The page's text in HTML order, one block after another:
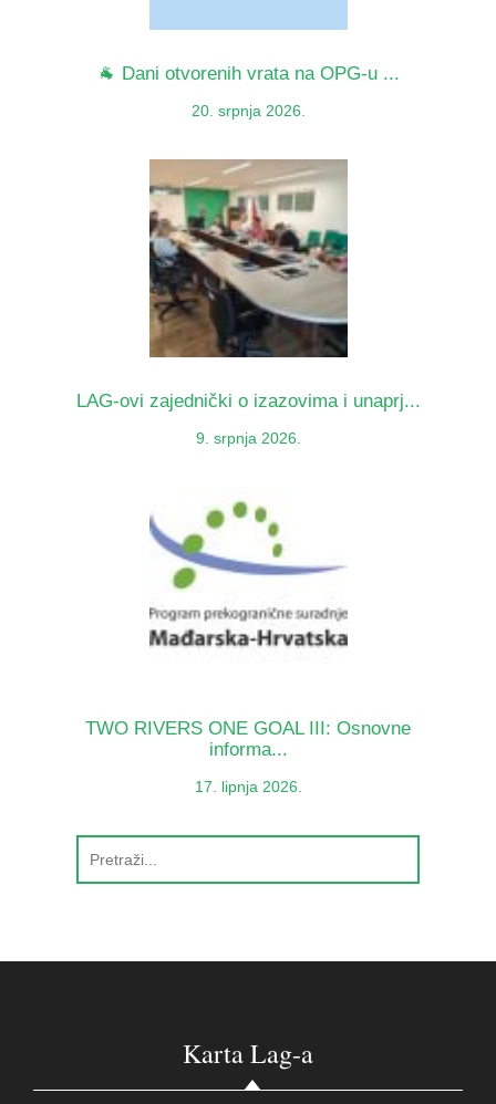
🐐 Dani otvorenih vrata na OPG-u ...
20. srpnja 2026.
LAG-ovi zajednički o izazovima i unaprj...
9. srpnja 2026.
TWO RIVERS ONE GOAL III: Osnovne
informa...
17. lipnja 2026.
Karta Lag-a